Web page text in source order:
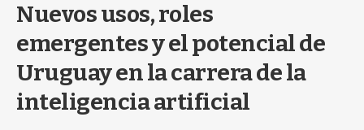
Nuevos usos, roles
emergentes y el potencial de
Uruguay en la carrera de la
inteligencia artificial